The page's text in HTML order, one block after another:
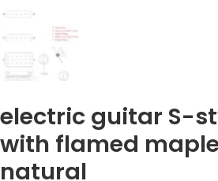
electric guitar S-
with flamed
natural